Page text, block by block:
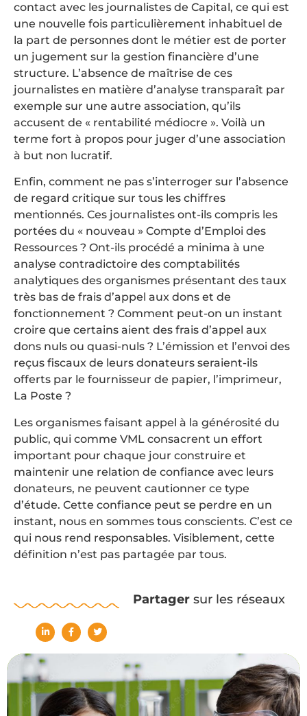
contact avec les journalistes de Capital, ce qui est
une nouvelle fois particulièrement inhabituel de
la part de personnes dont le métier est de porter
un jugement sur la gestion financière d’une
structure. L’absence de maîtrise de ces
journalistes en matière d’analyse transparaît par
exemple sur une autre association, qu’ils
accusent de « rentabilité médiocre ». Voilà un
terme fort à propos pour juger d’une association
à but non lucratif.
Enfin, comment ne pas s’interroger sur l’absence
de regard critique sur tous les chiffres
mentionnés. Ces journalistes ont-ils compris les
portées du « nouveau » Compte d’Emploi des
Ressources ? Ont-ils procédé a minima à une
analyse contradictoire des comptabilités
analytiques des organismes présentant des taux
très bas de frais d’appel aux dons et de
fonctionnement ? Comment peut-on un instant
croire que certains aient des frais d’appel aux
dons nuls ou quasi-nuls ? L’émission et l’envoi des
reçus fiscaux de leurs donateurs seraient-ils
offerts par le fournisseur de papier, l’imprimeur,
La Poste ?
Les organismes faisant appel à la générosité du
public, qui comme VML consacrent un effort
important pour chaque jour construire et
maintenir une relation de confiance avec leurs
donateurs, ne peuvent cautionner ce type
d’étude. Cette confiance peut se perdre en un
instant, nous en sommes tous conscients. C’est ce
qui nous rend responsables. Visiblement, cette
définition n’est pas partagée par tous.
Partagersur les réseaux